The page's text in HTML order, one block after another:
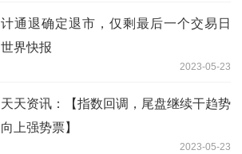
计通退确定退市，仅剩最后一个交易日
世界快报
2023-05-23
天天资讯：【指数回调，尾盘继续干趋势
向上强势票】
2023-05-23